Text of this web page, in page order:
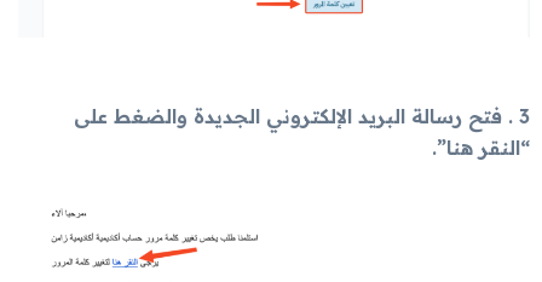
3 . فتح رسالة البريد الإلكتروني الجديدة والضغط على
“النقر هنا”.